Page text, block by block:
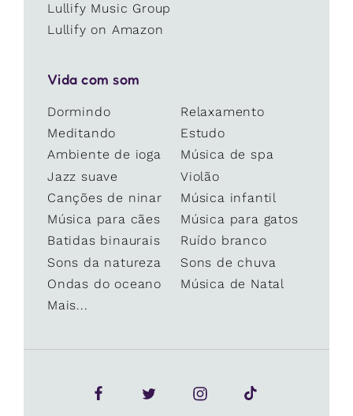
Lullify Music Group
Lullify on Amazon
Vida com som
Dormindo
Relaxamento
Meditando
Estudo
Ambiente de ioga
Música de spa
Jazz suave
Violão
Canções de ninar
Música infantil
Música para cães
Música para gatos
Batidas binaurais
Ruído branco
Sons da natureza
Sons de chuva
Ondas do oceano
Música de Natal
Mais...